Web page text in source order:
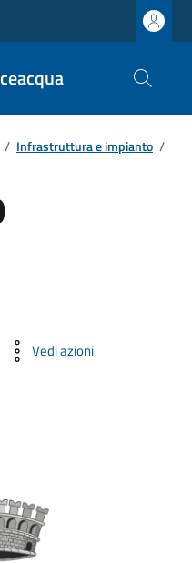
/ Infrastruttura e impianto /
Vedi azioni